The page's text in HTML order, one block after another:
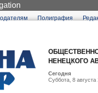
Полиграфия
НЕНЕЦКОГО
Сегодня
Суббота, 8 августа